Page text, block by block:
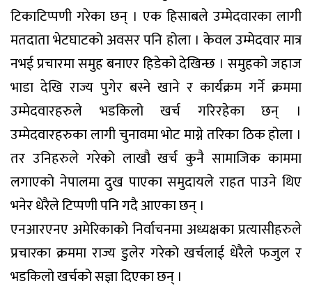
टिकाटिप्पणी गरेका छन् । एक हिसाबले उम्मेदवारका लागी
मतदाता भेटघाटको अवसर पनि होला । केवल उम्मेदवार मात्र
नभई प्रचारमा समुह बनाएर हिडेको देखिन्छ । समुहको जहाज
भाडा देखि राज्य पुगेर बस्ने खाने र कार्यक्रम गर्ने क्रममा
उम्मेदवारहरुले भडकिलो खर्च गरिरहेका छन् ।
उम्मेदवारहरुका लागी चुनावमा भोट माग्ने तरिका ठिक होला ।
तर उनिहरुले गरेको लाखौ खर्च कुनै सामाजिक काममा
लगाएको नेपालमा दुख पाएका समुदायले राहत पाउने थिए
भनेर धेरैले टिप्पणी पनि गदै आएका छन् ।
एनआरएनए अमेरिकाको निर्वाचनमा अध्यक्षका प्रत्यासीहरुले
प्रचारका क्रममा राज्य डुलेर गरेको खर्चलाई धेरैले फजुल र
भडकिलो खर्चको सज्ञा दिएका छन् ।